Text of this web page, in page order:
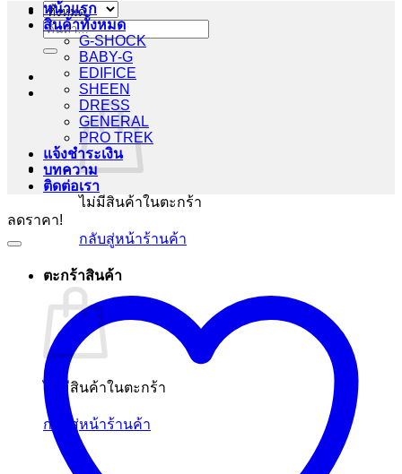
ค้นหา:
ไม่มีสินค้าในตะกร้า
กลับสู่หน้าร้านค้า
ตะกร้าสินค้า
ไม่มีสินค้าในตะกร้า
กลับสู่หน้าร้านค้า
หน้าแรก
สินค้าทั้งหมด
G-SHOCK
BABY-G
EDIFICE
SHEEN
DRESS
GENERAL
PRO TREK
แจ้งชำระเงิน
บทความ
ติดต่อเรา
ลดราคา!